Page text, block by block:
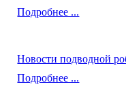
Подробнее ...
Новости подводной
Подробнее ...